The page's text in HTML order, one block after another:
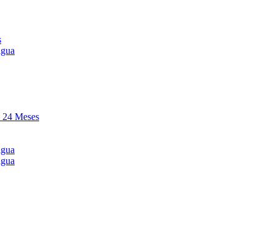
Meses